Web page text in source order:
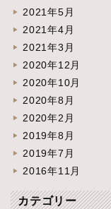
2021年5月
2021年4月
2021年3月
2020年12月
2020年10月
2020年8月
2020年2月
2019年8月
2019年7月
2016年11月
カテゴリー